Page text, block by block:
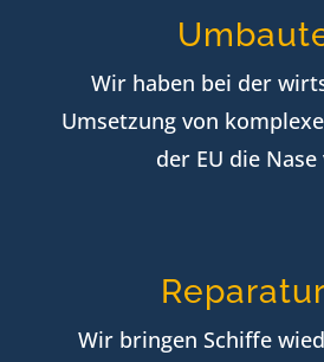
Wir haben bei der
Umsetzung von
der EU die
Wir bringen Schiffe